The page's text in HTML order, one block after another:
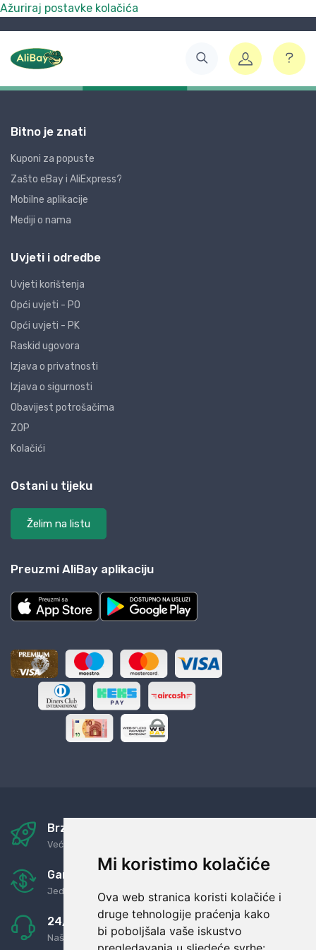
Mi koristimo kolačiće
Ova web stranica koristi kolačiće i
druge tehnologije praćenja kako
bi poboljšala vaše iskustvo
Ažuriraj postavke kolačića
Bitno je znati
Kuponi za popuste
Zašto eBay i AliExpress?
Mobilne aplikacije
Mediji o nama
Uvjeti i odredbe
Uvjeti korištenja
Opći uvjeti - PO
Opći uvjeti - PK
Raskid ugovora
Izjava o privatnosti
Izjava o sigurnosti
Obavijest potrošačima
ZOP
Kolačići
Ostani u tijeku
Želim na listu
Preuzmi AliBay aplikaciju
Brza i sigurna dostava
Već za nekoliko dana kod vas
Garancija u povrat novaca
Jednostavno pravilo: Roba za novac
24/7 odlična podrška
Naši agenti uvijek na raspolaganju